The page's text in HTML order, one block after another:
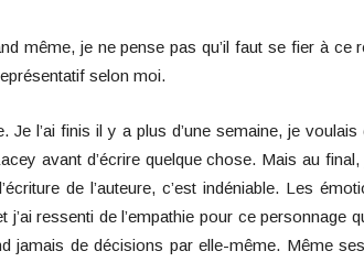
même, je ne pense pas qu’il faut se fier à ce
selon moi.
l’ai finis il y a plus d’une semaine, je voulais
avant d’écrire quelque chose. Mais au
de l’auteure, c’est indéniable. Les
ressenti de l’empathie pour ce personnage
jamais de décisions par elle-même. Même